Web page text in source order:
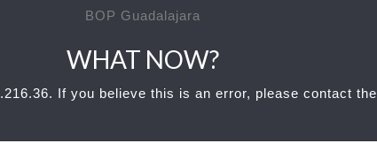
BOP Guadalajara
WHAT NOW?
If you believe this is an error, please contact the